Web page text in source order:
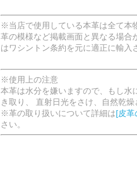
※当店で使用している本革は全て本
革の模様など掲載画面と異なる場合
はワシントン条約を元に適正に輸入
※使用上の注意
本革は水分を嫌いますので、もし水
き取り、 直射日光をさけ、自然乾燥
※革の取り扱いについて詳細は[皮革
さい。